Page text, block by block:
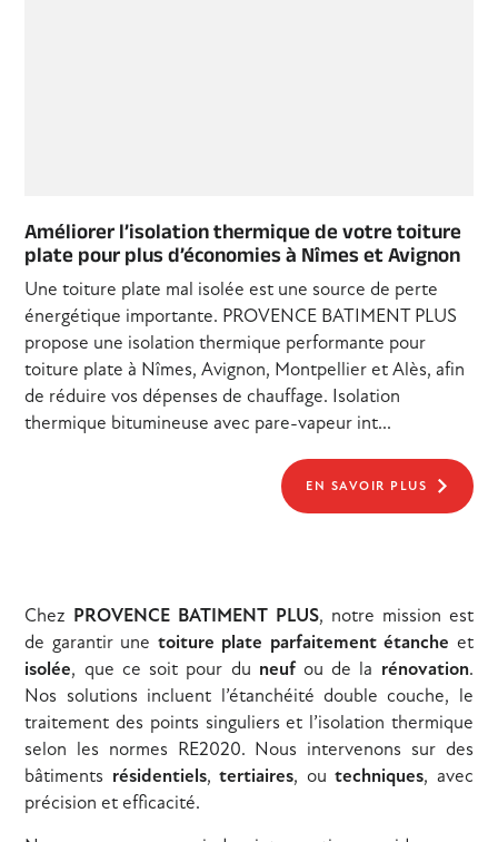
Améliorer l’isolation thermique de votre toiture
plate pour plus d’économies à Nîmes et Avignon
Une toiture plate mal isolée est une source de perte
énergétique importante. PROVENCE BATIMENT PLUS
propose une isolation thermique performante pour
toiture plate à Nîmes, Avignon, Montpellier et Alès, afin
de réduire vos dépenses de chauffage. Isolation
thermique bitumineuse avec pare-vapeur int...
EN SAVOIR PLUS
Chez PROVENCE BATIMENT PLUS, notre mission est
de garantir une toiture plate parfaitement étanche et
isolée, que ce soit pour du neufou de la rénovation.
Nos solutions incluent l’étanchéité double couche, le
traitement des points singuliers et l’isolation thermique
selon les normes RE2020. Nous intervenons sur des
bâtiments résidentiels,tertiaires, outechniques, avec
précision et efficacité.